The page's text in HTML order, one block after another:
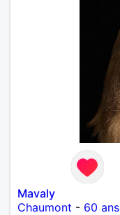
Mavaly
Chaumont - 60 ans